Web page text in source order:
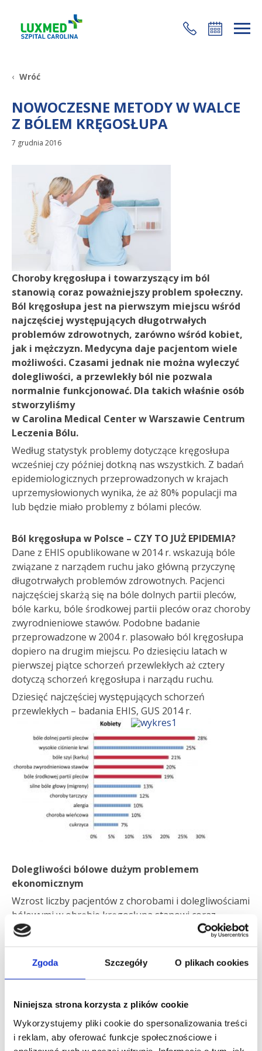
Zgoda Szczegóły O plikach cookies
Niniejsza strona korzysta z plików cookie
Wykorzystujemy pliki cookie do spersonalizowania treści
i reklam, aby oferować funkcje społecznościowe i
+48 22 35 58 200
Wróć
NOWOCZESNE METODY W WALCE
Z BÓLEM KRĘGOSŁUPA
7 grudnia 2016
Choroby kręgosłupa i towarzyszący im ból
stanowią coraz poważniejszy problem społeczny.
Ból kręgosłupa jest na pierwszym miejscu wśród
najczęściej występujących długotrwałych
problemów zdrowotnych, zarówno wśród kobiet,
jak i mężczyzn. Medycyna daje pacjentom wiele
możliwości. Czasami jednak nie można wyleczyć
dolegliwości, a przewlekły ból nie pozwala
normalnie funkcjonować. Dla takich właśnie osób
stworzyliśmy
w Carolina Medical Center w Warszawie Centrum
Leczenia Bólu.
Według statystyk problemy dotyczące kręgosłupa
wcześniej czy później dotkną nas wszystkich. Z badań
epidemiologicznych przeprowadzonych w krajach
uprzemysłowionych wynika, że aż 80% populacji ma
lub będzie miało problemy z bólami pleców.
Ból kręgosłupa w Polsce – CZY TO JUŻ EPIDEMIA?
Dane z EHIS opublikowane w 2014 r. wskazują bóle
związane z narządem ruchu jako główną przyczynę
długotrwałych problemów zdrowotnych. Pacjenci
najczęściej skarżą się na bóle dolnych partii pleców,
bóle karku, bóle środkowej partii pleców oraz choroby
zwyrodnieniowe stawów. Podobne badanie
przeprowadzone w 2004 r. plasowało ból kręgosłupa
dopiero na drugim miejscu. Po dziesięciu latach w
pierwszej piątce schorzeń przewlekłych aż cztery
dotyczą schorzeń kręgosłupa i narządu ruchu.
Dziesięć najczęściej występujących schorzeń
przewlekłych – badania EHIS, GUS 2014 r.
Dolegliwości bólowe dużym problemem
ekonomicznym
Wzrost liczby pacjentów z chorobami i dolegliwościami
bólowymi w obrębie kręgosłupa stanowi coraz
poważniejszy problem ekonomiczny. Z roku na rok
lekarskich. Według ZUS w 2015 r. choroby kręgosłupa
były powodem 33 mln dni nieobecności w pracy,
z powodu chorób kręgosłupa (15% wszystkich
zwolnień).